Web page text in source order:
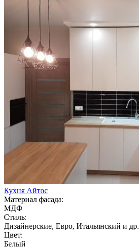
Кухня Айтос
Материал фасада:
МДФ
Стиль:
Дизайнерские, Евро, Итальянский и др.
Цвет:
Белый